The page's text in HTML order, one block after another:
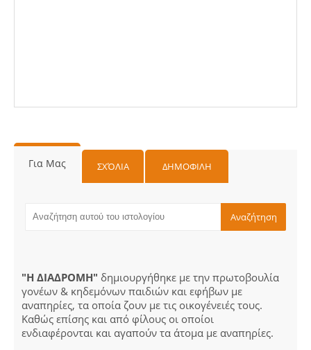
Για Μας ΣΧΌΛΙΑ ΔΗΜΟΦΙΛΗ
"Η ΔΙΑΔΡΟΜΗ" δημιουργήθηκε με την πρωτοβουλία
γονέων & κηδεμόνων παιδιών και εφήβων με
αναπηρίες, τα οποία ζουν με τις οικογένειές τους.
Καθώς επίσης και από φίλους οι οποίοι
ενδιαφέρονται και αγαπούν τα άτομα με αναπηρίες.